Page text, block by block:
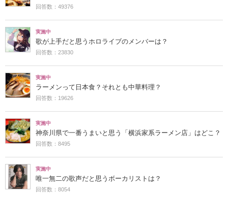
回答数：49376
実施中
歌が上手だと思うホロライブのメンバーは？
回答数：23830
実施中
ラーメンって日本食？それとも中華料理？
回答数：19626
実施中
神奈川県で一番うまいと思う「横浜家系ラーメン店」はどこ？
回答数：8495
実施中
唯一無二の歌声だと思うボーカリストは？
回答数：8054